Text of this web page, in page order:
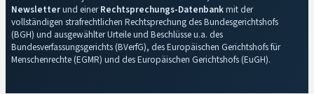
Newsletterund einerRechtsprechungs-Datenbankmit der
vollständigen strafrechtlichen Rechtsprechung des Bundesgerichtshofs
(BGH) und ausgewählter Urteile und Beschlüsse u.a. des
Bundesverfassungsgerichts (BVerfG), des Europäischen Gerichtshofs für
Menschenrechte (EGMR) und des Europäischen Gerichtshofs (EuGH).